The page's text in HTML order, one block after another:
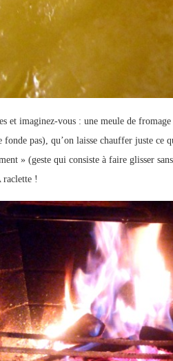
et imaginez-vous : une meule de
pas), qu’on laisse chauffer juste ce
» (geste qui consiste à faire glisser
raclette !